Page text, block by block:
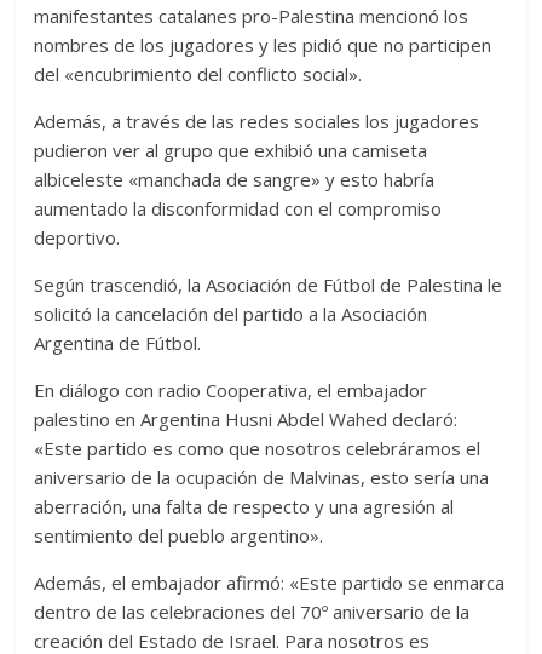
manifestantes catalanes pro-Palestina mencionó los
nombres de los jugadores y les pidió que no participen
del «encubrimiento del conflicto social».
Además, a través de las redes sociales los jugadores
pudieron ver al grupo que exhibió una camiseta
albiceleste «manchada de sangre» y esto habría
aumentado la disconformidad con el compromiso
deportivo.
Según trascendió, la Asociación de Fútbol de Palestina le
solicitó la cancelación del partido a la Asociación
Argentina de Fútbol.
En diálogo con radio Cooperativa, el embajador
palestino en Argentina Husni Abdel Wahed declaró:
«Este partido es como que nosotros celebráramos el
aniversario de la ocupación de Malvinas, esto sería una
aberración, una falta de respecto y una agresión al
sentimiento del pueblo argentino».
Además, el embajador afirmó: «Este partido se enmarca
dentro de las celebraciones del 70º aniversario de la
creación del Estado de Israel. Para nosotros es